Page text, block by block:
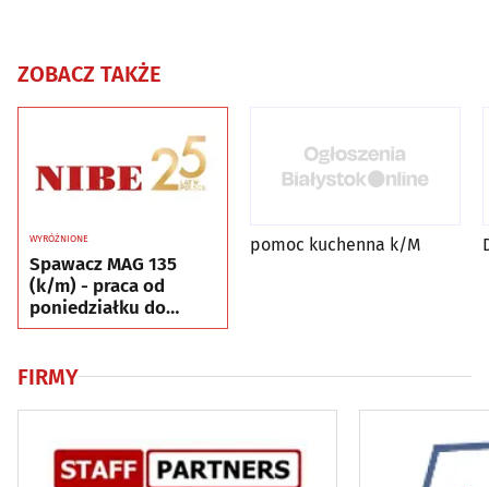
ZOBACZ TAKŻE
WYRÓŻNIONE
Spawacz MAG 135
(k/m) - praca od
poniedziałku do
piątku
pomoc kuchenna k/M
FIRMY